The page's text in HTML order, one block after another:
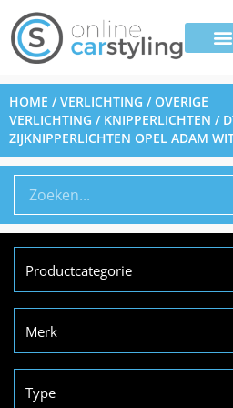
HOME /VERLICHTING /OVERIGE
VERLICHTING / KNIPPERLICHTEN /
ZIJKNIPPERLICHTEN OPEL ADAM
Productcategorie
Merk
Type